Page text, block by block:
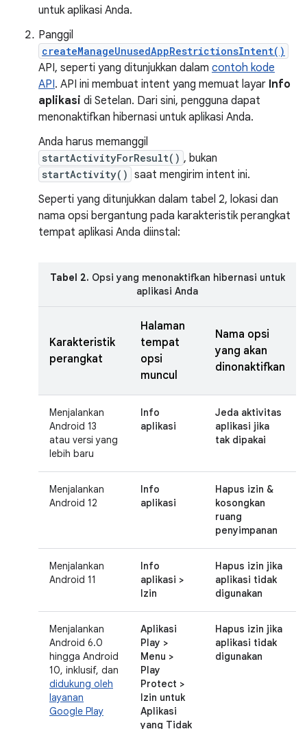
untuk aplikasi Anda.
Panggil
createManageUnusedAppRestrictionsIntent()
API, seperti yang ditunjukkan dalam contoh kode
API. API ini membuat intent yang memuat layar Info
aplikasi di Setelan. Dari sini, pengguna dapat
menonaktifkan hibernasi untuk aplikasi Anda.
Anda harus memanggil
startActivityForResult() , bukan
startActivity() saat mengirim intent ini.
Seperti yang ditunjukkan dalam tabel 2, lokasi dan
nama opsi bergantung pada karakteristik perangkat
tempat aplikasi Anda diinstal:
Tabel 2. Opsi yang menonaktifkan hibernasi untuk
aplikasi Anda
Karakteristik
perangkat
Halaman
tempat
opsi
muncul
Nama opsi
yang akan
dinonaktifkan
Menjalankan
Android 13
atau versi yang
lebih baru
Info
aplikasi
Jeda aktivitas
aplikasi jika
tak dipakai
Menjalankan
Android 12
Info
aplikasi
Hapus izin &
kosongkan
ruang
penyimpanan
Menjalankan
Android 11
Info
aplikasi >
Izin
Hapus izin jika
aplikasi tidak
digunakan
Menjalankan
Android 6.0
hingga Android
10, inklusif, dan
didukung oleh
layanan
Google Play
Aplikasi
Play >
Menu >
Play
Protect >
Izin untuk
Aplikasi
yang Tidak
Hapus izin jika
aplikasi tidak
digunakan